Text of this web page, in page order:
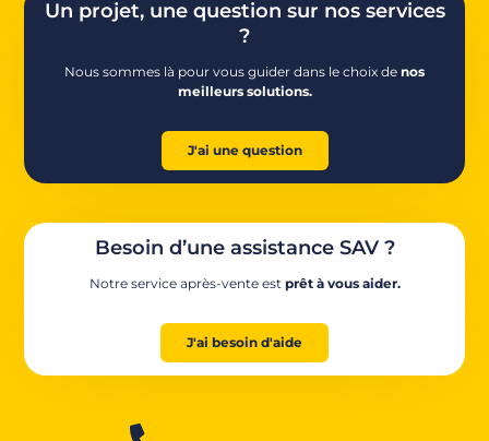
Un projet, une question sur nos services
?
Nous sommes là pour vous guider dans le choix de nos
meilleurs solutions.
J'ai une question
Besoin d’une assistance SAV ?
Notre service après-vente est prêt à vous aider.
J'ai besoin d'aide